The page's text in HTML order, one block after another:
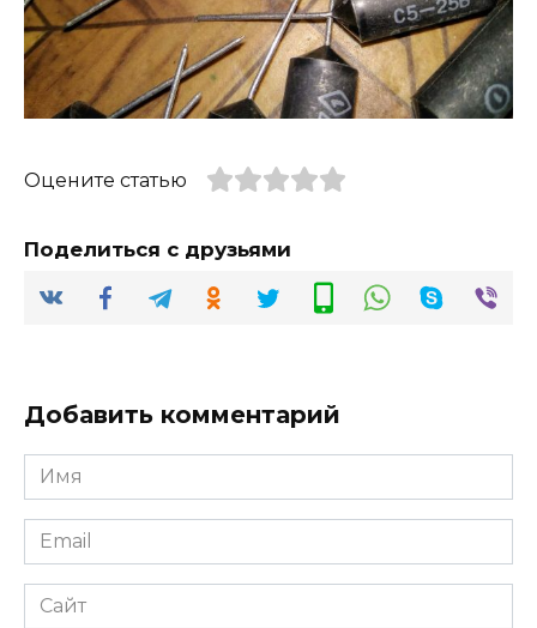
Оцените статью
Поделиться с друзьями
Добавить комментарий
Имя
*
Email
*
Сайт